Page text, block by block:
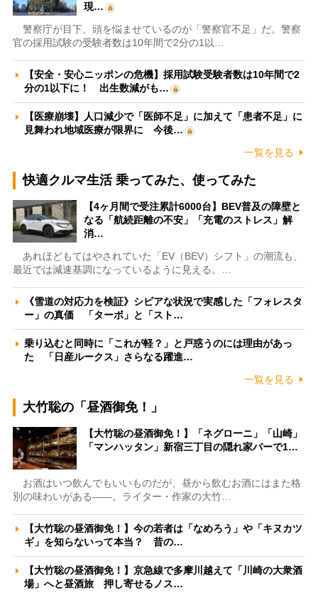
現…
警察庁が目下、頭を悩ませているのが「警察官不足」だ。警察
官の採用試験の受験者数は10年間で2分の1以…
【安全・安心ニッポンの危機】採用試験受験者数は10年間で2
分の1以下に！ 出生数減がも…
【医療崩壊】人口減少で「医師不足」に加えて「患者不足」に
見舞われ地域医療が限界に 今後…
一覧を見る
快適クルマ生活 乗ってみた、使ってみた
【4ヶ月間で受注累計6000台】BEV普及の障壁と
なる「航続距離の不安」「充電のストレス」解
消…
あれほどもてはやされていた「EV（BEV）シフト」の潮流も、
最近では減速基調になっているように見える。…
《雪道の対応力を検証》シビアな状況で実感した「フォレスタ
ー」の真価 「ターボ」と「スト…
乗り込むと同時に「これが軽？」と戸惑うのには理由があっ
た 「日産ルークス」さらなる躍進…
一覧を見る
大竹聡の「昼酒御免！」
【大竹聡の昼酒御免！】「ネグローニ」「山崎」
「マンハッタン」新宿三丁目の隠れ家バーで1…
お酒はいつ飲んでもいいものだが、昼から飲むお酒にはまた格
別の味わいがある――。ライター・作家の大竹…
【大竹聡の昼酒御免！】今の若者は「なめろう」や「キヌカツ
ギ」を知らないって本当？ 昔の…
【大竹聡の昼酒御免！】京急線で多摩川越えて「川崎の大衆酒
場」へと昼酒旅 押し寄せるノス…